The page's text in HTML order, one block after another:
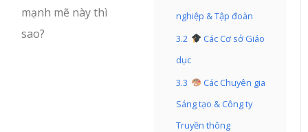
nghiệp & Tập đoàn
3.2
Các Cơ sở Giáo
dục
3.3
Các Chuyên gia
Sáng tạo & Công ty
Truyền thông
mạnh mẽ này thì
sao?